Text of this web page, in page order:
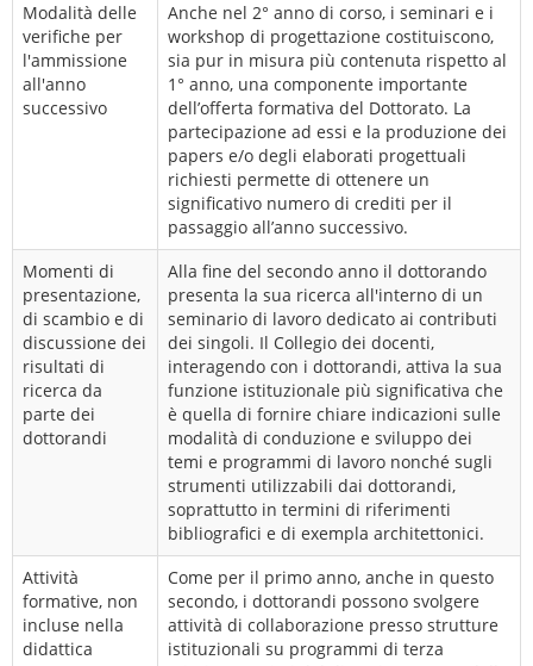
Modalità delle
verifiche per
l'ammissione
all'anno
successivo
Anche nel 2° anno di corso, i seminari e i
workshop di progettazione costituiscono,
sia pur in misura più contenuta rispetto al
1° anno, una componente importante
dell’offerta formativa del Dottorato. La
partecipazione ad essi e la produzione dei
papers e/o degli elaborati progettuali
richiesti permette di ottenere un
significativo numero di crediti per il
passaggio all’anno successivo.
Momenti di
presentazione,
di scambio e di
discussione dei
risultati di
ricerca da
parte dei
dottorandi
Alla fine del secondo anno il dottorando
presenta la sua ricerca all'interno di un
seminario di lavoro dedicato ai contributi
dei singoli. Il Collegio dei docenti,
interagendo con i dottorandi, attiva la sua
funzione istituzionale più significativa che
è quella di fornire chiare indicazioni sulle
modalità di conduzione e sviluppo dei
temi e programmi di lavoro nonché sugli
strumenti utilizzabili dai dottorandi,
soprattutto in termini di riferimenti
bibliografici e di exempla architettonici.
Attività
formative, non
incluse nella
didattica
Come per il primo anno, anche in questo
secondo, i dottorandi possono svolgere
attività di collaborazione presso strutture
istituzionali su programmi di terza